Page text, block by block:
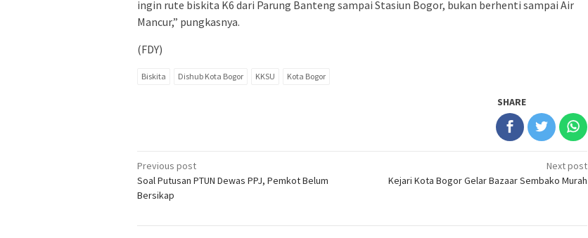
ingin rute biskita K6 dari Parung Banteng sampai Stasiun Bogor, bukan berhenti sampai Air
Mancur,” pungkasnya.
(FDY)
Biskita Dishub Kota Bogor KKSU Kota Bogor
SHARE
Post
navigation
Previous post
Soal Putusan PTUN Dewas PPJ, Pemkot Belum
Bersikap
Next post
Kejari Kota Bogor Gelar Bazaar Sembako Murah